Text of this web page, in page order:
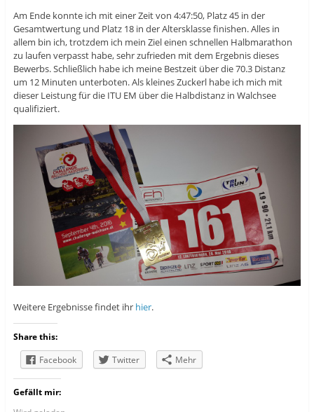
Am Ende konnte ich mit einer Zeit von 4:47:50, Platz 45 in der
Gesamtwertung und Platz 18 in der Altersklasse finishen. Alles in
allem bin ich, trotzdem ich mein Ziel einen schnellen Halbmarathon
zu laufen verpasst habe, sehr zufrieden mit dem Ergebnis dieses
Bewerbs. Schließlich habe ich meine Bestzeit über die 70.3 Distanz
um 12 Minuten unterboten. Als kleines Zuckerl habe ich mich mit
dieser Leistung für die ITU EM über die Halbdistanz in Walchsee
qualifiziert.
Weitere Ergebnisse findet ihr hier.
Share this:
Facebook
Twitter Mehr
Gefällt mir: